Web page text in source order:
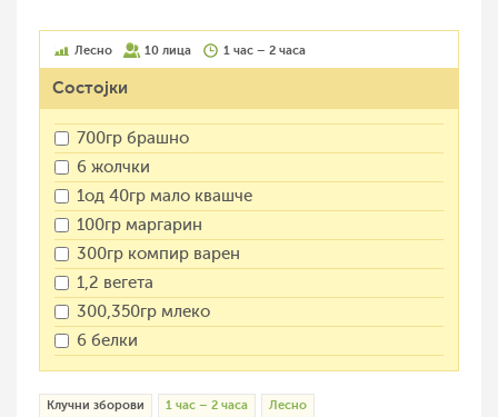
Лесно 10 лица 1 час – 2 часа
Состојки
700гр брашно
6 жолчки
1од 40гр мало квашче
100гр маргарин
300гр компир варен
1,2 вегета
300,350гр млеко
6 белки
Клучни зборови 1 час – 2 часа Лесно